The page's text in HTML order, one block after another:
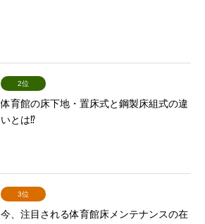
2位
体育館の床下地・置床式と鋼製床組式の違
いとは⁉
3位
今、注目される体育館床メンテナンスの在